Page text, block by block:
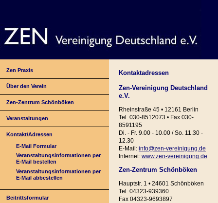
Zen Praxis
Über den Verein
Zen-Zentrum Schönböken
Veranstaltungen
Kontakt/Adressen
E-Mail Formular
Veranstaltungsinformationen per
E-Mail bestellen
Veranstaltungsinformationen per
E-Mail abbestellen
Beitrittsformular
Kontaktadressen
Zen-Vereinigung Deutschland
e.V.
Rheinstraße 45 • 12161 Berlin
Tel. 030-8512073 • Fax 030-
8591195
Di. - Fr. 9.00 - 10.00 / So. 11.30 -
12.30
E-Mail: info@zen-vereinigung.de
Internet: www.zen-vereinigung.de
Zen-Zentrum Schönböken
Hauptstr. 1 • 24601 Schönböken
Tel. 04323-939360
Fax 04323-9693897